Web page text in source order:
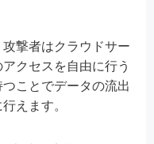
撃者はクラウドサー
クセスを自由に行う
ことでデータの流出
えます。